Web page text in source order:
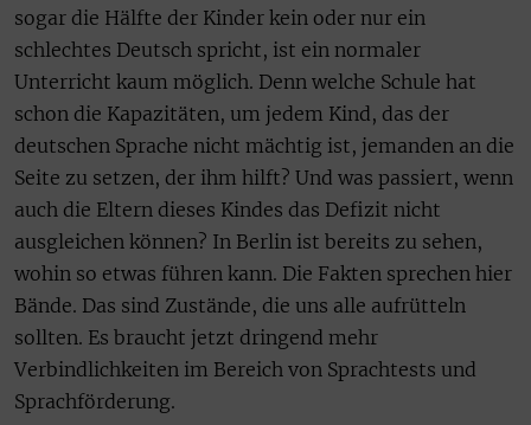
sogar die Hälfte der Kinder kein oder nur ein
schlechtes Deutsch spricht, ist ein normaler
Unterricht kaum möglich. Denn welche Schule hat
schon die Kapazitäten, um jedem Kind, das der
deutschen Sprache nicht mächtig ist, jemanden an die
Seite zu setzen, der ihm hilft? Und was passiert, wenn
auch die Eltern dieses Kindes das Defizit nicht
ausgleichen können? In Berlin ist bereits zu sehen,
wohin so etwas führen kann. Die Fakten sprechen hier
Bände. Das sind Zustände, die uns alle aufrütteln
sollten. Es braucht jetzt dringend mehr
Verbindlichkeiten im Bereich von Sprachtests und
Sprachförderung.